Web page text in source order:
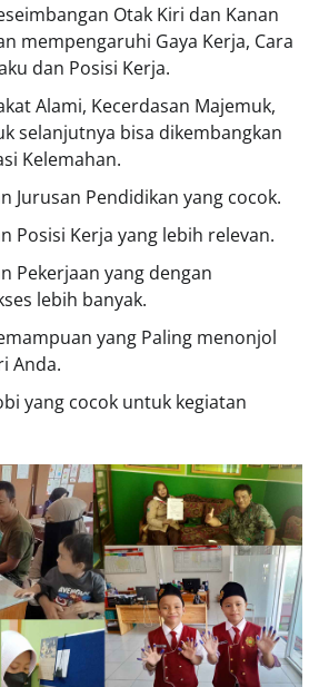
Otak Kiri dan Kanan
mempengaruhi Gaya Kerja, Cara
dan Posisi Kerja.
Alami, Kecerdasan Majemuk,
selanjutnya bisa dikembangkan
Kelemahan.
Jurusan Pendidikan yang cocok.
Posisi Kerja yang lebih relevan.
Pekerjaan yang dengan
lebih banyak.
yang Paling menonjol
Anda.
yang cocok untuk kegiatan